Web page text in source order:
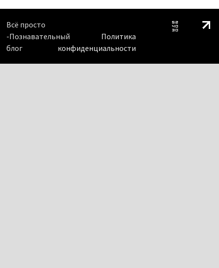
Всё просто
-Познавательный
блог
Политика
конфиденциальности